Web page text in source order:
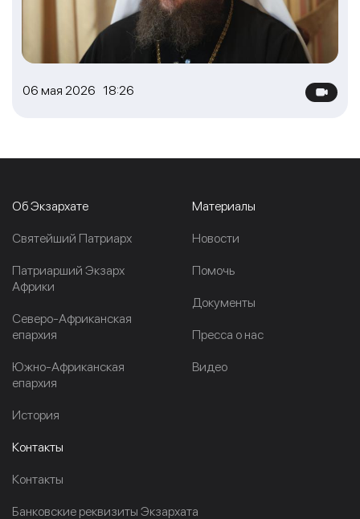
06 мая 2026 18:26
Об Экзархате
Cвятейший Патриарх
Патриарший Экзарх
Африки
Северо-Африканская
епархия
Южно-Африканская
епархия
История
Материалы
Новости
Помочь
Документы
Пресса о нас
Видео
Контакты
Контакты
Банковские реквизиты Экзархата